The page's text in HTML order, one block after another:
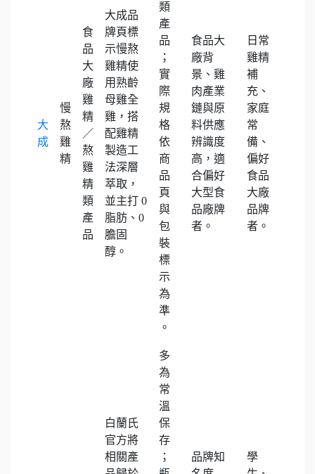
大
成
慢
熬
雞
精
食
品
大
廠
雞
精
／
熬
雞
精
類
產
品
大成品
牌頁標
示慢熬
雞精使
用熟齡
母雞全
雞，搭
配雞精
製造工
法深層
萃取，
並主打 0
脂肪、0
膽固
醇。
類
產
品
；
實
際
規
格
依
商
品
頁
與
包
裝
標
示
為
準
。
食品大
廠背
景、雞
肉產業
鏈與原
料供應
辨識度
高，適
合偏好
大型食
品廠牌
者。
日常
雞精
補
充、
家庭
常
備、
偏好
食品
大廠
品牌
者。
白蘭氏
官方將
相關產
多
為
常
溫
保
存
；
品牌知
學